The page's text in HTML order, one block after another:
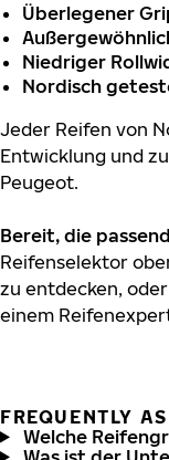
Überlegener
Niedriger
Nordisch
Jeder Reifen von
Entwicklung und
Peugeot.
Bereit, die
Reifenselektor
zu entdecken,
einem
FREQUENTLY
Welche